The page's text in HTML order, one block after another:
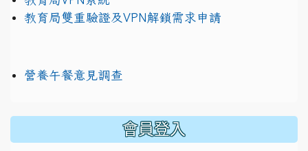
教育局雙重驗證及VPN解鎖需求申請
營養午餐意見調查
會員登入